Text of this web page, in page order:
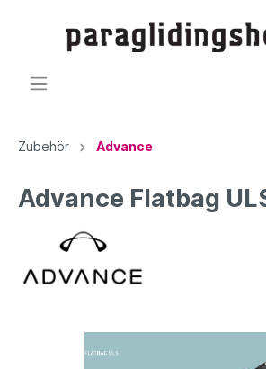
Zubehör Advance
Advance Flatbag